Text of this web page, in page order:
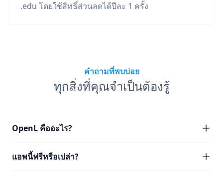
.edu โดยใช้สิทธิ์ส่วนลดได้ปีละ 1 ครั้ง
คำถามที่พบบ่อย
ทุกสิ่งที่คุณจำเป็นต้องรู้
OpenL คืออะไร?
แอพนี้ฟรีหรือเปล่า?